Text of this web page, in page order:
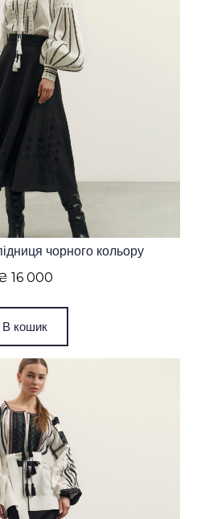
чорного кольору
16 000
В кошик